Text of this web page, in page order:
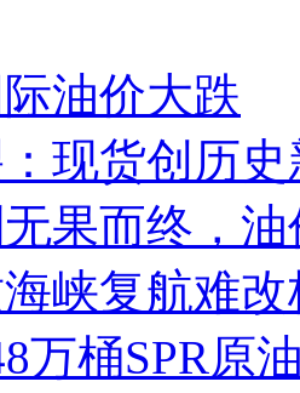
油价大跌
现货创历
果而终，
峡复航难
万桶SPR原